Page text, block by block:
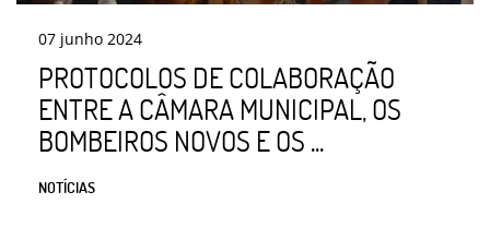
07 junho 2024
PROTOCOLOS DE COLABORAÇÃO
ENTRE A CÂMARA MUNICIPAL, OS
BOMBEIROS NOVOS E OS ...
NOTÍCIAS